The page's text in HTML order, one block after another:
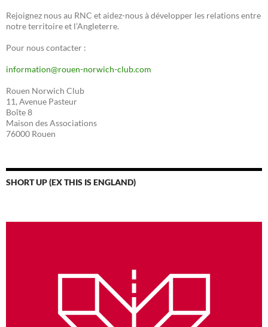
Rejoignez nous au RNC et aidez-nous à développer les relations entre
notre territoire et l’Angleterre.
Pour nous contacter :
information@rouen-norwich-club.com
Rouen Norwich Club
11, Avenue Pasteur
Boîte 8
Maison des Associations
76000 Rouen
SHORT UP (EX THIS IS ENGLAND)